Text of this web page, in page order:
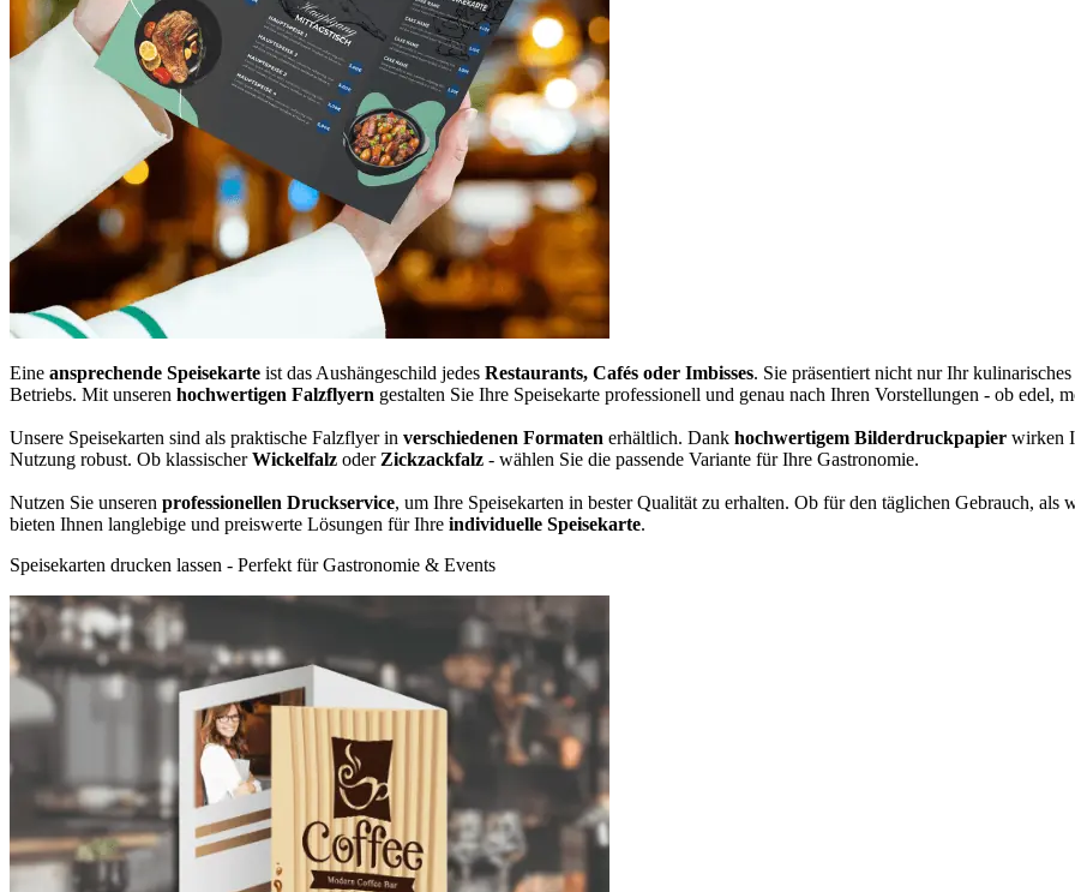
Eine ansprechende Speisekarte ist das Aushängeschild jedes Restaurants, Cafés oder Imbisses. Sie präsentiert nicht nur Ihr
Betriebs. Mit unseren hochwertigen Falzflyern gestalten Sie Ihre Speisekarte professionell und genau nach Ihren Vorstellungen - ob edel,
Unsere Speisekarten sind als praktische Falzflyer in verschiedenen Formaten erhältlich. Dank hochwertigem Bilderdruckpapier wirken
Nutzung robust. Ob klassischerWickelfalz oder Zickzackfalz - wählen Sie die passende Variante für Ihre Gastronomie.
Nutzen Sie unseren professionellen Druckservice, um Ihre Speisekarten in bester Qualität zu erhalten. Ob für den täglichen Gebrauch,
bieten Ihnen langlebige und preiswerte Lösungen für Ihre individuelle Speisekarte.
Speisekarten drucken lassen - Perfekt für Gastronomie & Events